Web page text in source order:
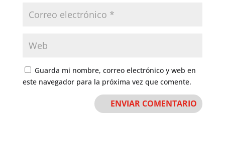
Guarda mi nombre, correo electrónico y web en
este navegador para la próxima vez que comente.